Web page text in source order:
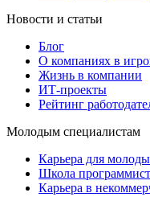
Новости и статьи
Блог
О компаниях в
Жизнь в компании
ИТ-проекты
Рейтинг
Молодым специалистам
Карьера для
Школа
Карьера в